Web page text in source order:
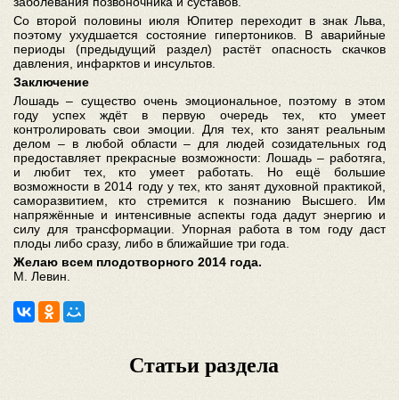
Со второй половины июля Юпитер переходит в знак Льва,
поэтому ухудшается состояние гипертоников. В аварийные
периоды (предыдущий раздел) растёт опасность скачков
давления, инфарктов и инсультов.
Заключение
Лошадь – существо очень эмоциональное, поэтому в этом
году успех ждёт в первую очередь тех, кто умеет
контролировать свои эмоции. Для тех, кто занят реальным
делом – в любой области – для людей созидательных год
предоставляет прекрасные возможности: Лошадь – работяга,
и любит тех, кто умеет работать. Но ещё большие
возможности в 2014 году у тех, кто занят духовной практикой,
саморазвитием, кто стремится к познанию Высшего. Им
напряжённые и интенсивные аспекты года дадут энергию и
силу для трансформации. Упорная работа в том году даст
плоды либо сразу, либо в ближайшие три года.
Желаю всем плодотворного 2014 года.
М. Левин.
Статьи раздела